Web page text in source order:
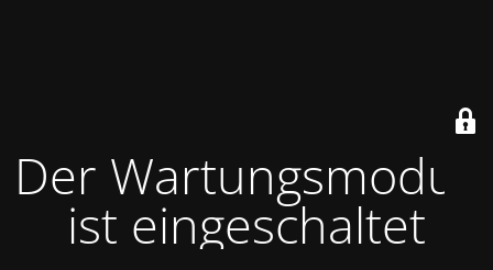
Der Wartungsmodus
ist eingeschaltet